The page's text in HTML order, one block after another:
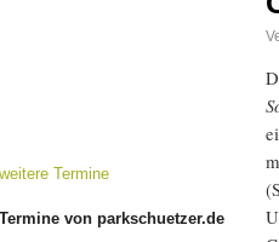
weitere Termine
Termine von parkschuetzer.de